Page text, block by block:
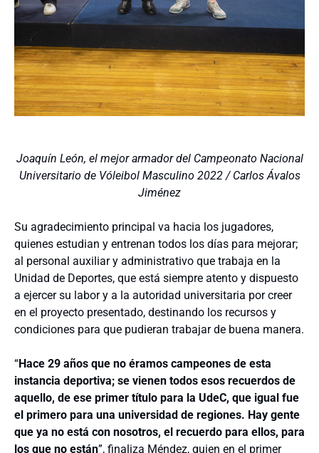
Joaquín León, el mejor armador del Campeonato Nacional
Universitario de Vóleibol Masculino 2022 / Carlos Ávalos
Jiménez
Su agradecimiento principal va hacia los jugadores,
quienes estudian y entrenan todos los días para mejorar;
al personal auxiliar y administrativo que trabaja en la
Unidad de Deportes, que está siempre atento y dispuesto
a ejercer su labor y a la autoridad universitaria por creer
en el proyecto presentado, destinando los recursos y
condiciones para que pudieran trabajar de buena manera.
“Hace 29 años que no éramos campeones de esta
instancia deportiva; se vienen todos esos recuerdos de
aquello, de ese primer título para la UdeC, que igual fue
el primero para una universidad de regiones. Hay gente
que ya no está con nosotros, el recuerdo para ellos, para
los que no están”, finaliza Méndez, quien en el primer